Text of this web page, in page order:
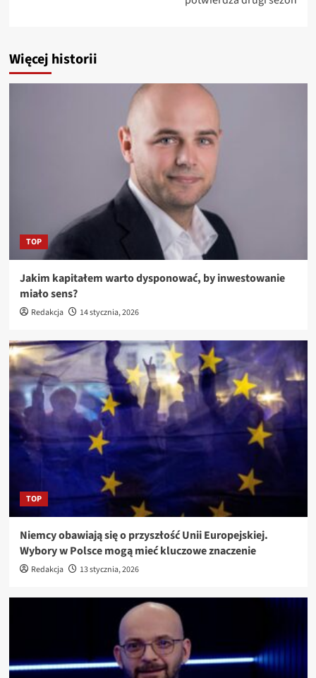
Więcej historii
TOP
Jakim kapitałem warto dysponować, by inwestowanie
miało sens?
Redakcja 14 stycznia, 2026
TOP
Niemcy obawiają się o przyszłość Unii Europejskiej.
Wybory w Polsce mogą mieć kluczowe znaczenie
Redakcja 13 stycznia, 2026